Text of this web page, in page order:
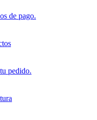
de pago.
pedido.